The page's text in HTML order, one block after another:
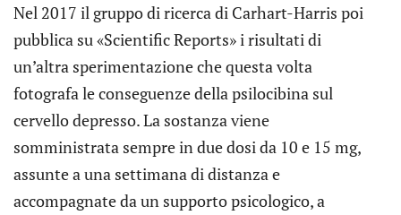
Nel 2017 il gruppo di ricerca di Carhart-Harris poi
pubblica su «Scientific Reports» i risultati di
un’altra sperimentazione che questa volta
fotografa le conseguenze della psilocibina sul
cervello depresso. La sostanza viene
somministrata sempre in due dosi da 10 e 15 mg,
assunte a una settimana di distanza e
accompagnate da un supporto psicologico, a